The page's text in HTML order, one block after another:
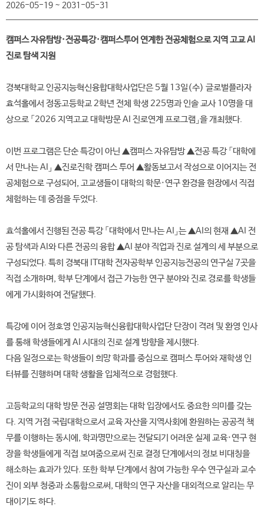
2026-05-19 ~ 2031-05-31
캠퍼스 자유탐방·전공특강·캠퍼스투어 연계한 전공체험으로 지역 고교 AI
진로 탐색 지원
경북대학교 인공지능혁신융합대학사업단은 5월 13일(수) 글로벌플라자
효석홀에서 정동고등학교 2학년 전체 학생 225명과 인솔 교사 10명을 대
상으로 「2026 지역고교 대학방문 AI 진로연계 프로그램」을 개최했다.
이번 프로그램은 단순 특강이 아닌 ▲캠퍼스 자유탐방 ▲전공 특강 「대학에
서 만나는 AI」 ▲진로진학 캠퍼스 투어 ▲활동보고서 작성으로 이어지는 전
공체험으로 구성되어, 고교생들이 대학의 학문·연구 환경을 현장에서 직접
체험하는 데 중점을 두었다.
효석홀에서 진행된 전공 특강 「대학에서 만나는 AI」는 ▲AI의 현재 ▲AI 전
공 탐색과 AI와 다른 전공의 융합 ▲AI 분야 직업과 진로 설계의 세 부분으로
구성되었다. 특히 경북대 IT대학 전자공학부 인공지능전공의 연구실 7곳을
직접 소개하며, 학부 단계에서 접근 가능한 연구 분야와 진로 경로를 학생들
에게 가시화하여 전달했다.
특강에 이어 정호영 인공지능혁신융합대학사업단 단장이 격려 및 환영 인사
를 통해 학생들에게 AI 시대의 진로 설계 방향을 제시했다.
다음 일정으로는 학생들이 희망 학과를 중심으로 캠퍼스 투어와 재학생 인
터뷰를 진행하며 대학 생활을 입체적으로 경험했다.
고등학교의 대학 방문 전공 설명회는 대학 입장에서도 중요한 의미를 갖는
다. 지역 거점 국립대학으로서 교육 자산을 지역사회에 환원하는 공공적 책
무를 이행하는 동시에, 학과명만으로는 전달되기 어려운 실제 교육·연구 현
장을 학생들에게 직접 보여줌으로써 진로 결정 단계에서의 정보 비대칭을
해소하는 효과가 있다. 또한 학부 단계에서 참여 가능한 우수 연구실과 교수
진이 외부 청중과 소통함으로써, 대학의 연구 자산을 대외적으로 알리는 무
대이기도 하다.